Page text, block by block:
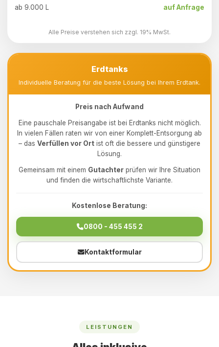
ab 9.000 L auf Anfrage
Alle Preise verstehen sich zzgl. 19% MwSt.
Erdtanks
Individuelle Beratung für die beste Lösung bei Ihrem Erdtank.
Preis nach Aufwand
Eine pauschale Preisangabe ist bei Erdtanks nicht möglich.
In vielen Fällen raten wir von einer Komplett-Entsorgung ab
– das Verfüllen vor Ort ist oft die bessere und günstigere
Lösung.
Gemeinsam mit einem Gutachter prüfen wir Ihre Situation
und finden die wirtschaftlichste Variante.
Kostenlose Beratung:
0800 - 455 455 2
Kontaktformular
LEISTUNGEN